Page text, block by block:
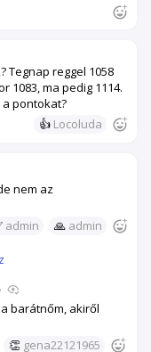
Tegnap reggel 1058
1083, ma pedig 1114.
pontokat?
👍 Locoluda
nem az
admin 🙏 admin
barátnőm, akiről
👏 gena22121965